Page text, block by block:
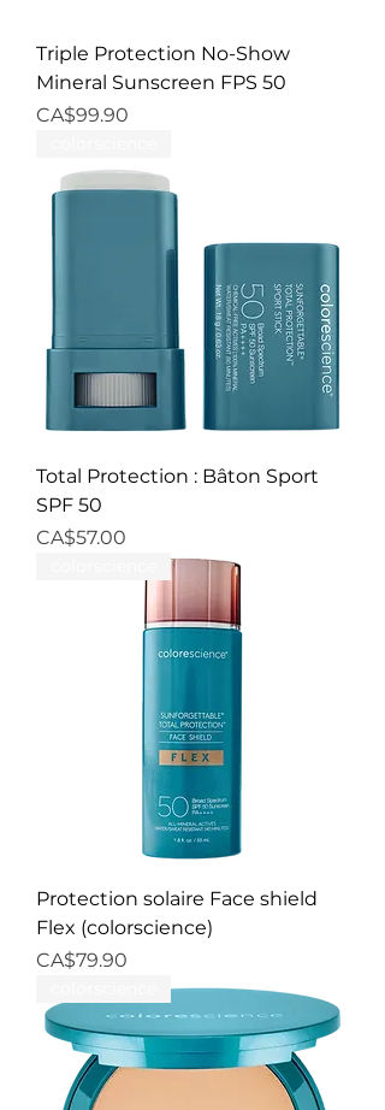
Triple Protection No-Show
Mineral Sunscreen FPS 50
Price
CA$99.90
Total Protection : Bâton Sport
SPF 50
Price
CA$57.00
Protection solaire Face shield
Flex (colorscience)
Price
CA$79.90